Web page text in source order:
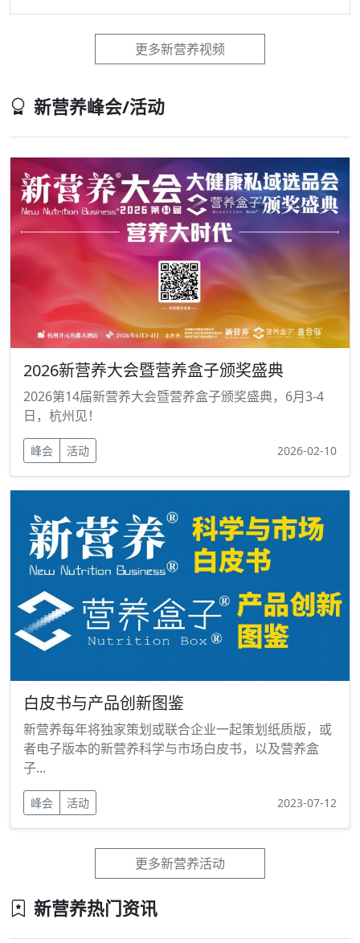
更多新营养视频
新营养峰会/活动
2026新营养大会暨营养盒子颁奖盛典
2026第14届新营养大会暨营养盒子颁奖盛典，6月3-4
日，杭州见！
峰会 活动 2026-02-10
白皮书与产品创新图鉴
新营养每年将独家策划或联合企业一起策划纸质版，或
者电子版本的新营养科学与市场白皮书，以及营养盒
子...
峰会 活动 2023-07-12
更多新营养活动
新营养热门资讯